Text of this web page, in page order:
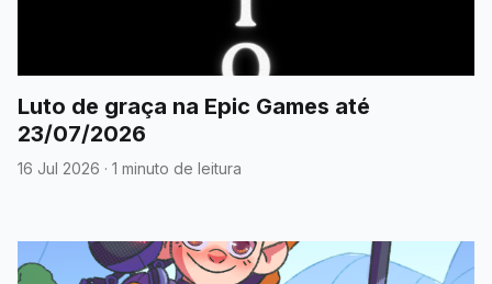
Luto de graça na Epic Games até
23/07/2026
16 Jul 2026 · 1 minuto de leitura